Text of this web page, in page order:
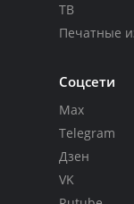
ТВ
Печатные
Соцсети
Max
Telegram
Дзен
VK